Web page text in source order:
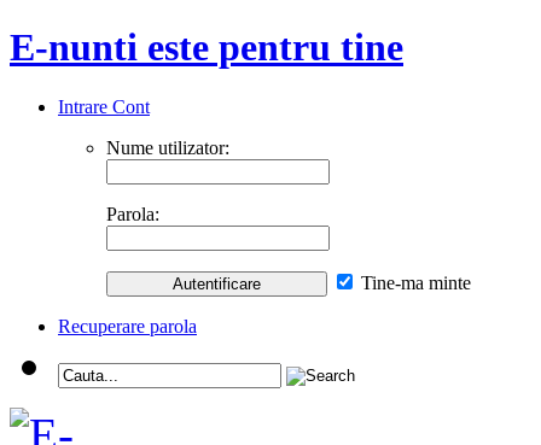
E-nunti este pentru tine
Intrare Cont
Nume utilizator:
Parola:
Tine-ma minte
Recuperare parola